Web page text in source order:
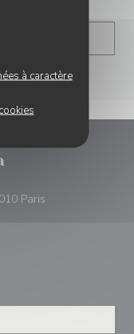
à caractère
UNE NOUVELLE
Paris((ouvre une